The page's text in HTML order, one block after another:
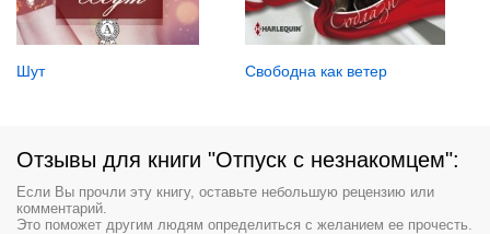
Шут Свободна как ветер
Отзывы для книги "Отпуск с незнакомцем":
Если Вы прочли эту книгу, оставьте небольшую рецензию или
комментарий.
Это поможет другим людям определиться с желанием ее прочесть.